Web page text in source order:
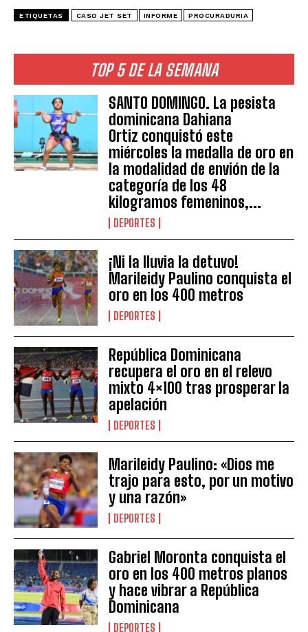
TOP 5 DE LA SEMANA
SANTO DOMINGO. La pesista
dominicana Dahiana
Ortiz conquistó este
miércoles la medalla de oro en
la modalidad de envión de la
categoría de los 48
kilogramos femeninos,...
DEPORTES
¡Ni la lluvia la detuvo!
Marileidy Paulino conquista el
oro en los 400 metros
DEPORTES
República Dominicana
recupera el oro en el relevo
mixto 4×100 tras prosperar la
apelación
DEPORTES
Marileidy Paulino: «Dios me
trajo para esto, por un motivo
y una razón»
DEPORTES
Gabriel Moronta conquista el
oro en los 400 metros planos
y hace vibrar a República
Dominicana
DEPORTES
ETIQUETAS CASO JET SET INFORME PROCURADURIA